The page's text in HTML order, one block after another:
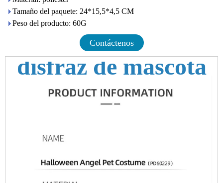
Tamaño del paquete: 24*15,5*4,5 CM
Peso del producto: 60G
Contáctenos
disfraz de mascota